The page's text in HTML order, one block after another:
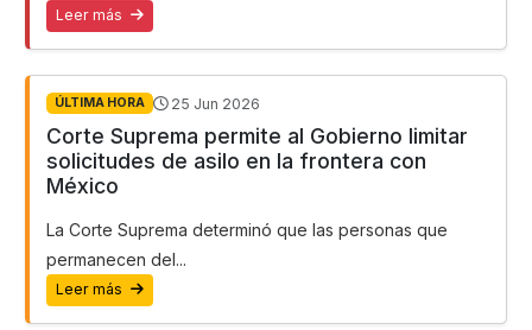
Leer más
ÚLTIMA HORA 25 Jun 2026
Corte Suprema permite al Gobierno limitar
solicitudes de asilo en la frontera con
México
La Corte Suprema determinó que las personas que
permanecen del...
Leer más